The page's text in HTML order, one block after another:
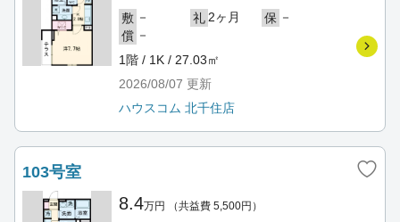
敷 － 礼 2ヶ月 保 －
償 －
1階 / 1K / 27.03㎡
2026/08/07 更新
ハウスコム 北千住店
103号室
8.4万円 （共益費 5,500円）